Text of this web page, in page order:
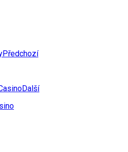
Předchozí
Další